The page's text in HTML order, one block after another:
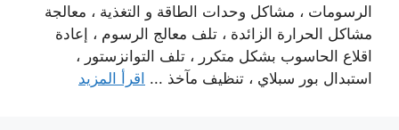
الرسومات ، مشاكل وحدات الطاقة و التغذية ، معالجة
مشاكل الحرارة الزائدة ، تلف معالج الرسوم ، إعادة
اقلاع الحاسوب بشكل متكرر ، تلف التوانزستور ،
استبدال بور سبلاي ، تنظيف مآخذ ... اقرأ المزيد